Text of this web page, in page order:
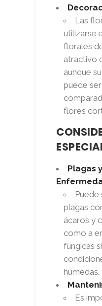
Las
utilizarse
florales
atractivo
aunque
puede
flores
Plagas y
Puede
plagas
ácaros y
como a
fúngicas
húmedas.
Es